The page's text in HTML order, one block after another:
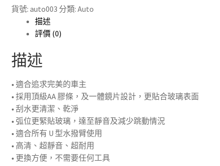
刮
刷
無
包
乾
淨
有
問
題
包
貨號: auto003 分類: Auto
描述
評價 (0)
描述
• 適合追求完美的車主
• 採用頂級AA 膠條，及一體鏡片設計，更貼合玻璃表面
• 刮水更清潔、乾淨
• 弧位更緊貼玻璃，達至靜音及減少跳動情況
• 適合所有 U 型水撥臂使用
• 高清、超靜音、超耐用
• 更換方便，不需要任何工具